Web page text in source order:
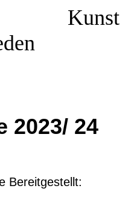
2023/ 24
Bereitgestellt: